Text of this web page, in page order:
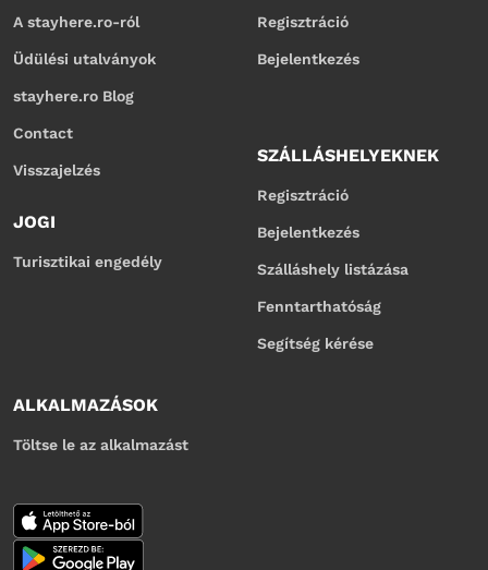
A stayhere.ro-ról
Üdülési utalványok
stayhere.ro Blog
Contact
Visszajelzés
JOGI
Turisztikai engedély
Regisztráció
Bejelentkezés
SZÁLLÁSHELYEKNEK
Regisztráció
Bejelentkezés
Szálláshely listázása
Fenntarthatóság
Segítség kérése
ALKALMAZÁSOK
Töltse le az alkalmazást